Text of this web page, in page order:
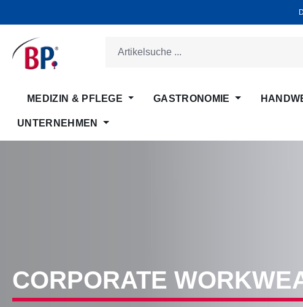
MEDIZIN & PFLEGE GASTRONOMIE
UNTERNEHMEN
CORPORATE